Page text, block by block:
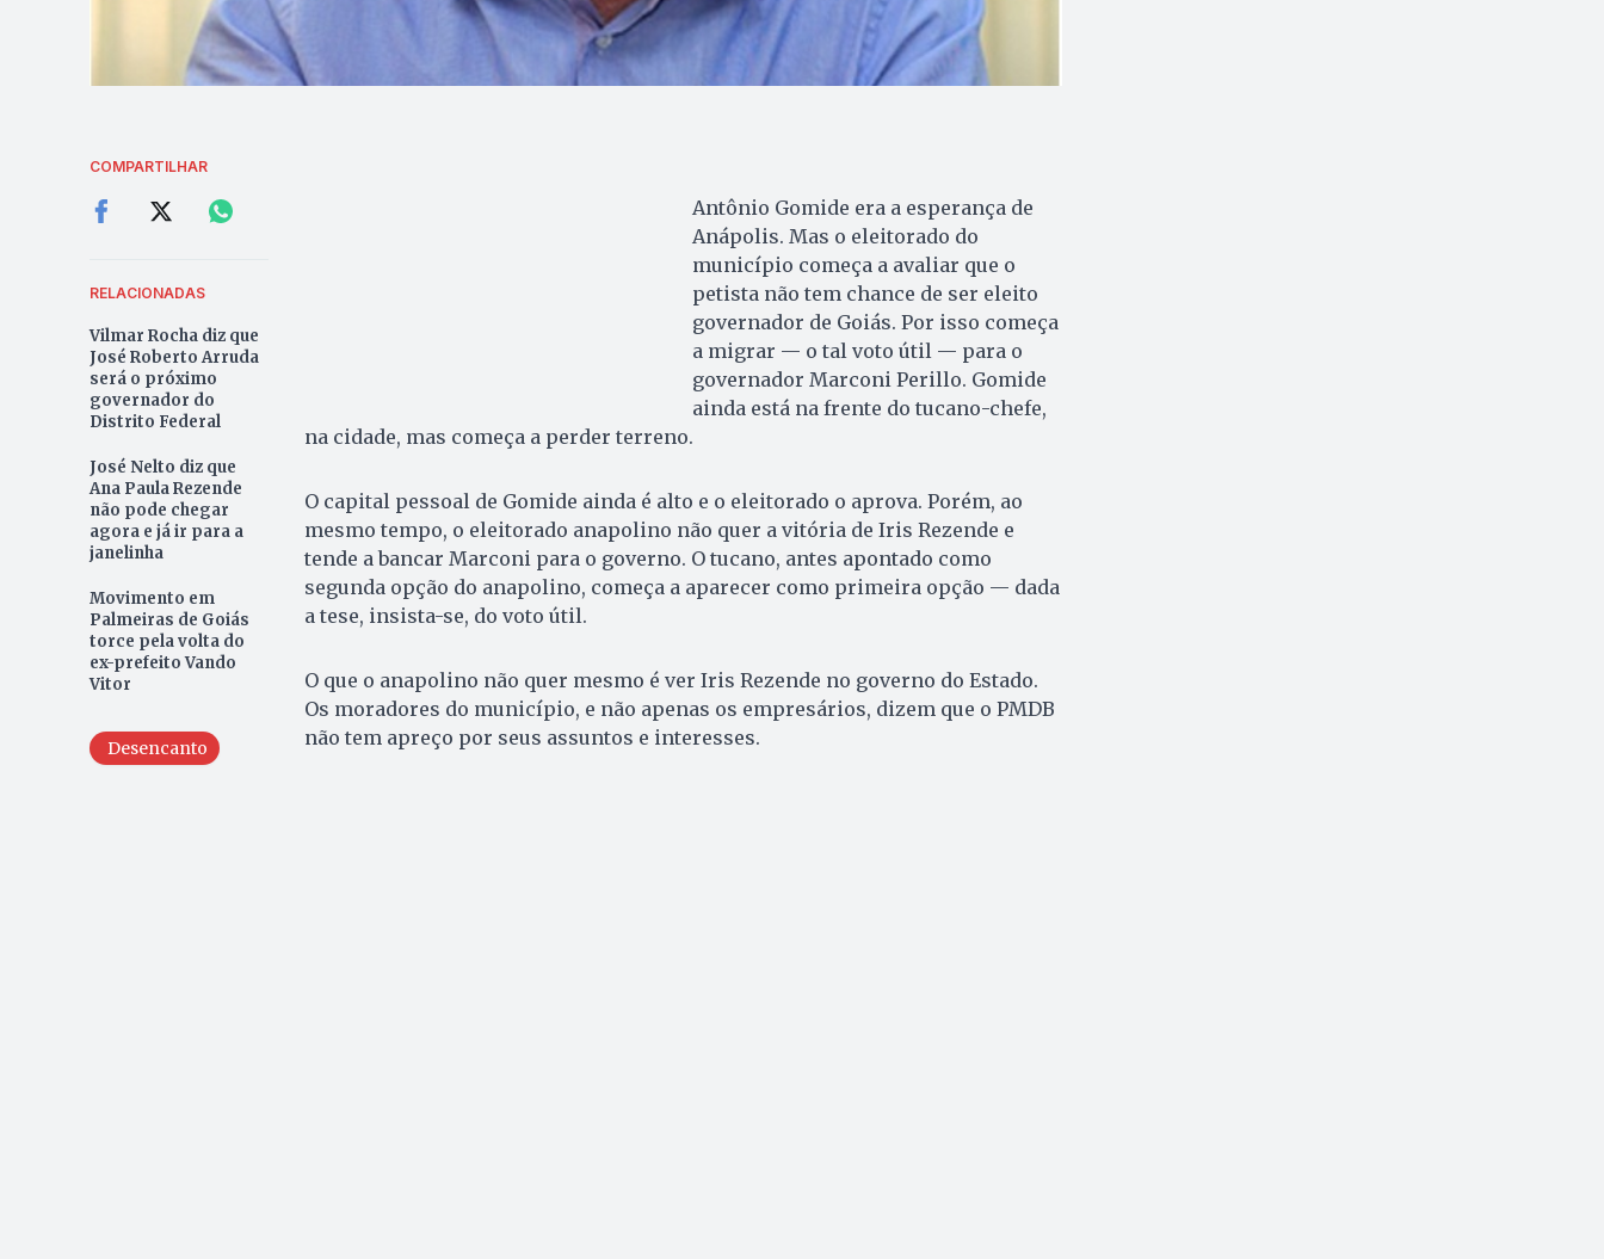
COMPARTILHAR
RELACIONADAS
Vilmar Rocha diz que
José Roberto Arruda
será o próximo
governador do
Distrito Federal
José Nelto diz que
Ana Paula Rezende
não pode chegar
agora e já ir para a
janelinha
Movimento em
Palmeiras de Goiás
torce pela volta do
ex-prefeito Vando
Vitor
Desencanto
Antônio Gomide era a esperança de
Anápolis. Mas o eleitorado do
município começa a avaliar que o
petista não tem chance de ser eleito
governador de Goiás. Por isso começa
a migrar — o tal voto útil — para o
governador Marconi Perillo. Gomide
ainda está na frente do tucano-chefe,
na cidade, mas começa a perder terreno.
O capital pessoal de Gomide ainda é alto e o eleitorado o aprova. Porém, ao
mesmo tempo, o eleitorado anapolino não quer a vitória de Iris Rezende e
tende a bancar Marconi para o governo. O tucano, antes apontado como
segunda opção do anapolino, começa a aparecer como primeira opção — dada
a tese, insista-se, do voto útil.
O que o anapolino não quer mesmo é ver Iris Rezende no governo do Estado.
Os moradores do município, e não apenas os empresários, dizem que o PMDB
não tem apreço por seus assuntos e interesses.